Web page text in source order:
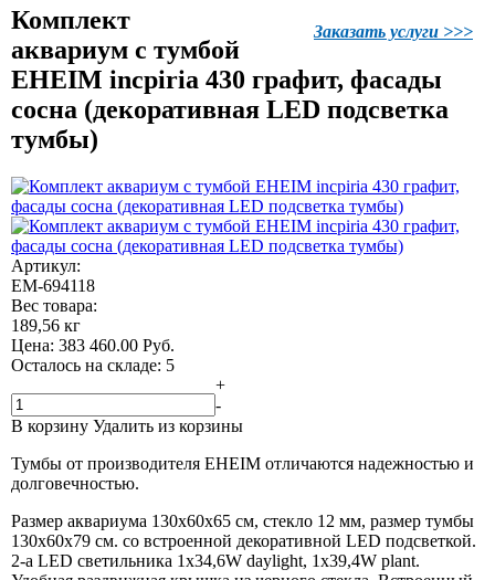
Заказать услуги >>>
Комплект
аквариум с тумбой
EHEIM incpiria 430 графит, фасады
сосна (декоративная LED подсветка
тумбы)
Артикул:
EM-694118
Вес товара:
189,56 кг
Цена: 383 460.00 Руб.
Осталось на складе: 5
+
-
В корзину Удалить из корзины
Тумбы от производителя EHEIM отличаются надежностью и
долговечностью.
Размер аквариума 130x60x65 см, стекло 12 мм, размер тумбы
130x60x79 см. со встроенной декоративной LED подсветкой.
2-а LED светильника 1x34,6W daylight, 1x39,4W plant.